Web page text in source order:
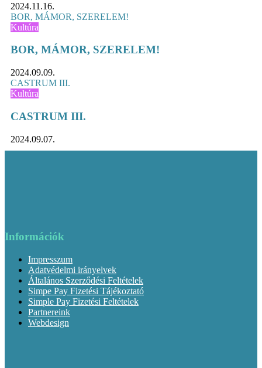
2024.11.16.
BOR, MÁMOR, SZERELEM!
Kultúra
BOR, MÁMOR, SZERELEM!
2024.09.09.
CASTRUM III.
Kultúra
CASTRUM III.
2024.09.07.
Információk
Impresszum
Adatvédelmi irányelvek
Általános Szerződési Feltételek
Simpe Pay Fizetési Tájékoztató
Simple Pay Fizetési Feltételek
Partnereink
Webdesign